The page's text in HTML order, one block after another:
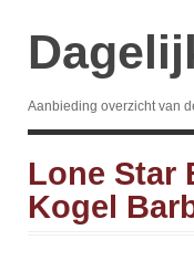
Aanbieding overzicht van
Lone Star
Kogel